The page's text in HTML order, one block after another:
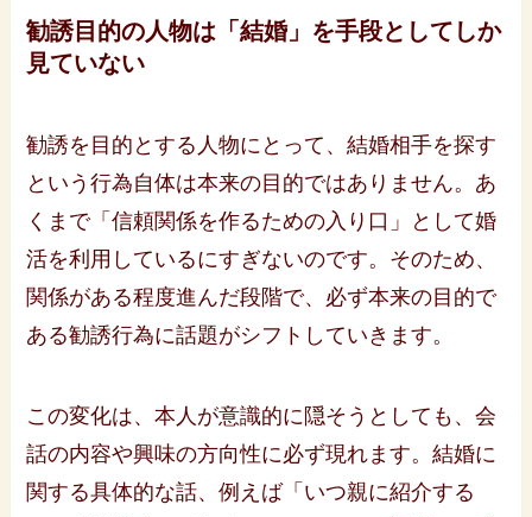
勧誘目的の人物は「結婚」を手段としてしか
見ていない
勧誘を目的とする人物にとって、結婚相手を探す
という行為自体は本来の目的ではありません。あ
くまで「信頼関係を作るための入り口」として婚
活を利用しているにすぎないのです。そのため、
関係がある程度進んだ段階で、必ず本来の目的で
ある勧誘行為に話題がシフトしていきます。
この変化は、本人が意識的に隠そうとしても、会
話の内容や興味の方向性に必ず現れます。結婚に
関する具体的な話、例えば「いつ親に紹介する